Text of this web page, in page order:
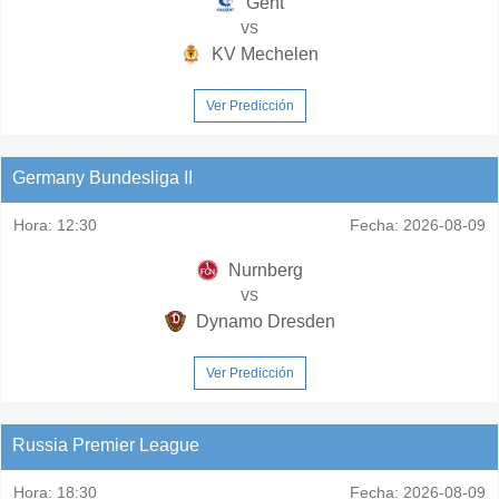
vs
KV Mechelen
Ver Predicción
Germany Bundesliga II
Hora: 12:30 Fecha: 2026-08-09
Nurnberg
vs
Dynamo Dresden
Ver Predicción
Russia Premier League
Hora: 18:30 Fecha: 2026-08-09